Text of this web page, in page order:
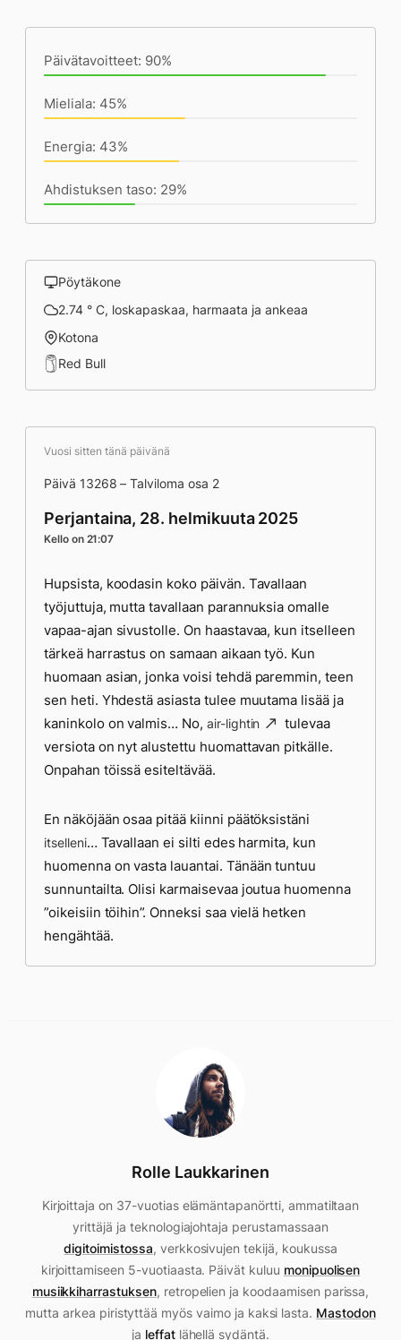
Päivätavoitteet: 90%
Mieliala: 45%
Energia: 43%
Ahdistuksen taso: 29%
Pöytäkone
2.74 ° C, loskapaskaa, harmaata ja ankeaa
Kotona
Red Bull
Vuosi sitten tänä päivänä
Päivä 13268 – Talviloma osa 2
Perjantaina, 28. helmikuuta 2025
Kello on 21:07
Hupsista, koodasin koko päivän. Tavallaan
työjuttuja, mutta tavallaan parannuksia omalle
vapaa-ajan sivustolle. On haastavaa, kun itselleen
tärkeä harrastus on samaan aikaan työ. Kun
huomaan asian, jonka voisi tehdä paremmin, teen
sen heti. Yhdestä asiasta tulee muutama lisää ja
kaninkolo on valmis… No, air-lightin
tulevaa
versiota on nyt alustettu huomattavan pitkälle.
Onpahan töissä esiteltävää.
En näköjään osaa pitää kiinni päätöksistäni
itselleni… Tavallaan ei silti edes harmita, kun
huomenna on vasta lauantai. Tänään tuntuu
sunnuntailta. Olisi karmaisevaa joutua huomenna
”oikeisiin töihin”. Onneksi saa vielä hetken
hengähtää.
Rolle Laukkarinen
Kirjoittaja on 37-vuotias elämäntapanörtti, ammatiltaan
yrittäjä ja teknologiajohtaja perustamassaan
digitoimistossa, verkkosivujen tekijä, koukussa
kirjoittamiseen 5-vuotiaasta. Päivät kuluu monipuolisen
musiikkiharrastuksen, retropelien ja koodaamisen parissa,
mutta arkea piristyttää myös vaimo ja kaksi lasta. Mastodon
ja leffatlähellä sydäntä.